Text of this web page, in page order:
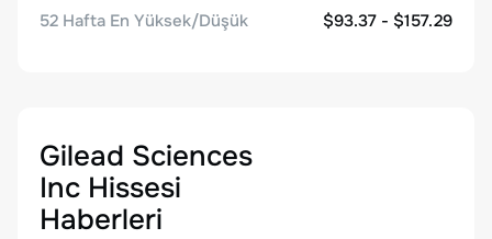
52 Hafta En Yüksek/Düşük
$93.37 - $157.29
Gilead Sciences
Inc Hissesi
Haberleri